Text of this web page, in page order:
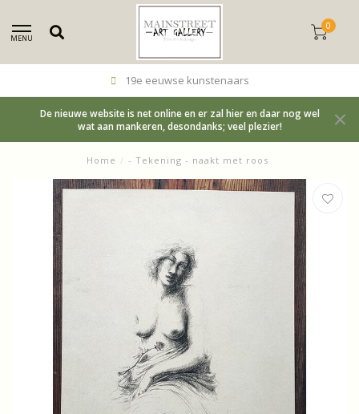
MENU
0
19e eeuwse kunstenaars
De nieuwe website is net online en er zal hier en daar nog wel
wat aan mankeren, desondanks; veel plezier!
Home / - Tekening - naakt met roos